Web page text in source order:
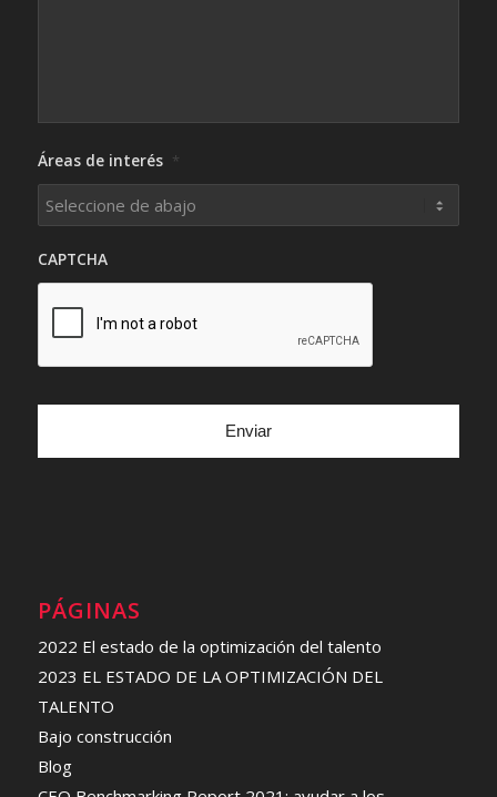
Áreas de interés *
CAPTCHA
PÁGINAS
2022 El estado de la optimización del talento
2023 EL ESTADO DE LA OPTIMIZACIÓN DEL
TALENTO
Bajo construcción
Blog